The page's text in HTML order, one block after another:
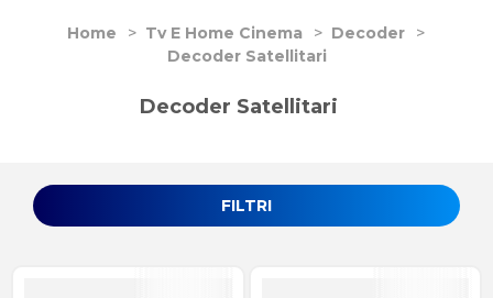
Home > Tv E Home Cinema > Decoder
>
Decoder Satellitari
FILTRI
Decoder Satellitari